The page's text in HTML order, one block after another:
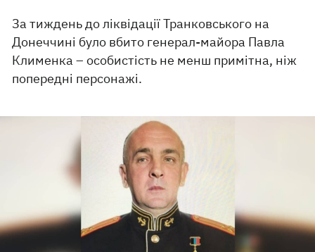
За тиждень до ліквідації Транковського на
Донеччині було вбито генерал-майора Павла
Клименка – особистість не менш примітна, ніж
попередні персонажі.